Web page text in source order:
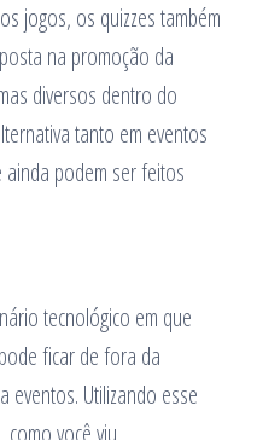
jogos, os quizzes também
na promoção da
diversos dentro do
tanto em eventos
podem ser feitos
tecnológico em que
ficar de fora da
eventos. Utilizando esse